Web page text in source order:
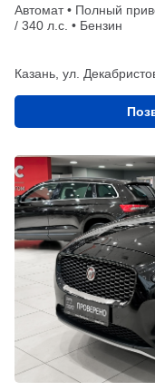
Автомат • Полный
/ 340 л.с. • Бензин
Казань, ул.